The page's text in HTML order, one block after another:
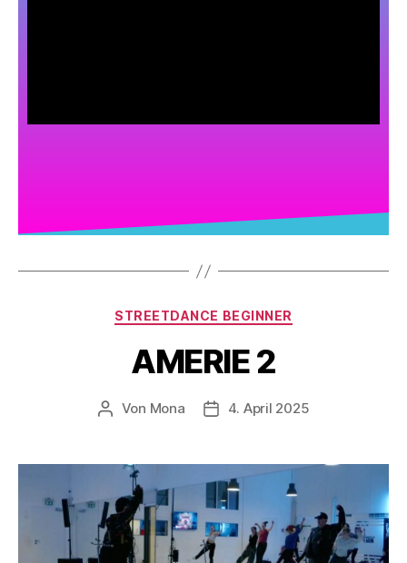
STREETDANCE BEGINNER
AMERIE 2
Von Mona 4. April 2025